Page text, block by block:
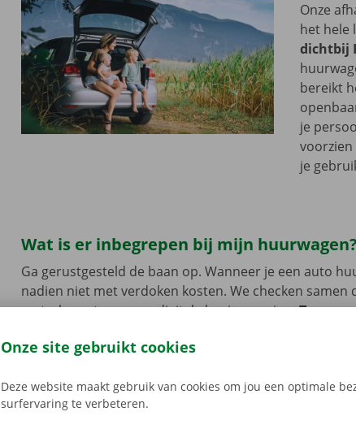
Onze
het hele
dichtbij
bereikt
je
je
Wat is er inbegrepen bij mijn huurwagen?
Ga gerustgesteld de baan op. Wanneer je een auto
nadien niet met verdoken kosten. We checken samen
vertrek en sturen een digitale kopie naar jou.
onderweg? Dan staat er 24/7 assistentie en
Onze site gebruikt cookies
Deze website maakt gebruik van cookies om jou een optimale
surfervaring te verbeteren.